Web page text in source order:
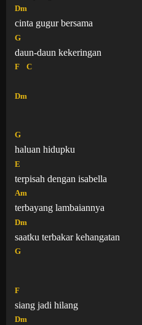
Dm
cinta gugur bersama
G
daun-daun kekeringan
F C
Dm
G
haluan hidupku
E
terpisah dengan isabella
Am
terbayang lambaiannya
Dm
saatku terbakar kehangatan
G
F
siang jadi hilang
Dm